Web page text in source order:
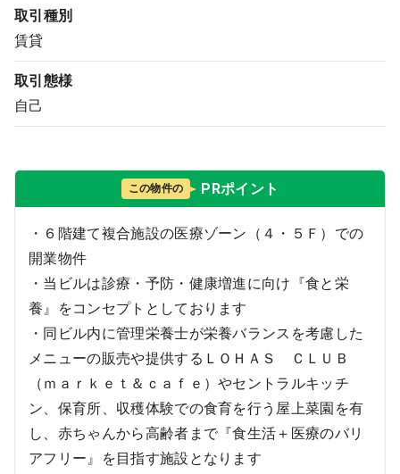
取引種別
賃貸
取引態様
自己
この物件の PRポイント
・６階建て複合施設の医療ゾーン（４・５Ｆ）での
開業物件
・当ビルは診療・予防・健康増進に向け『食と栄
養』をコンセプトとしております
・同ビル内に管理栄養士が栄養バランスを考慮した
メニューの販売や提供するＬＯＨＡＳ ＣＬＵＢ
（ｍａｒｋｅｔ＆ｃａｆｅ）やセントラルキッチ
ン、保育所、収穫体験での食育を行う屋上菜園を有
し、赤ちゃんから高齢者まで『食生活＋医療のバリ
アフリー』を目指す施設となります